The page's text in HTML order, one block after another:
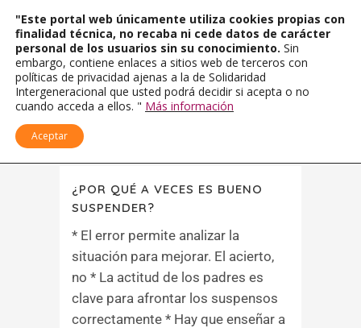
¿POR QUÉ A VECES ES BUENO
SUSPENDER?
* El error permite analizar la
situación para mejorar. El acierto,
no * La actitud de los padres es
clave para afrontar los suspensos
correctamente * Hay que enseñar a
"Este portal web únicamente utiliza cookies propias con
finalidad técnica, no recaba ni cede datos de carácter
personal de los usuarios sin su conocimiento. Sin
embargo, contiene enlaces a sitios web de terceros con
políticas de privacidad ajenas a la de Solidaridad
Intergeneracional que usted podrá decidir si acepta o no
cuando acceda a ellos. " Más información
Aceptar